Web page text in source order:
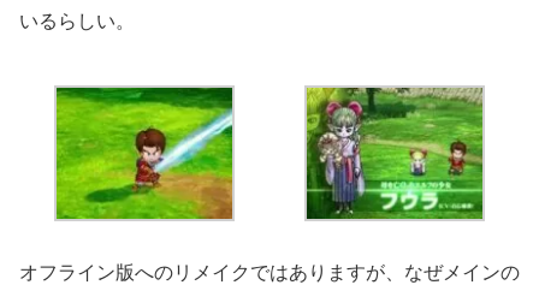
いるらしい。
オフライン版へのリメイクではありますが、なぜメインの